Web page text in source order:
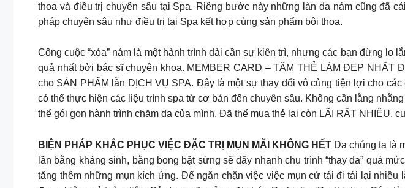
thoa và điều trị chuyên sâu tại Spa. Riêng bước này những làn da nám cũng đã
pháp chuyên sâu như điều trị tại Spa kết hợp cùng sản phẩm bôi thoa.
Công cuộc “xóa” nám là một hành trình dài cần sự kiên trì, nhưng các bạn đừng
quả nhất bởi bác sĩ chuyên khoa. MEMBER CARD – TẤM THẺ LÀM ĐẸP NHẤT
cho SẢN PHẨM lẫn DỊCH VỤ SPA. Đây là một sự thay đổi vô cùng tiện lợi cho
có thể thực hiện các liệu trình spa từ cơ bản đến chuyên sâu. Không cần lằng
thể gói gọn hành trình chăm da của mình. Đã thể mua thẻ lại còn LÃI RẤT NHIỀU,
BIỆN PHÁP KHẮC PHỤC VIỆC ĐẶC TRỊ MỤN MÃI KHÔNG HẾT Da chúng ta là
lần bằng kháng sinh, bằng bong bật sừng sẽ đẩy nhanh chu trình “thay da” quá
tăng thêm những mụn kích ứng. Để ngăn chặn việc việc mụn cứ tái đi tái lại